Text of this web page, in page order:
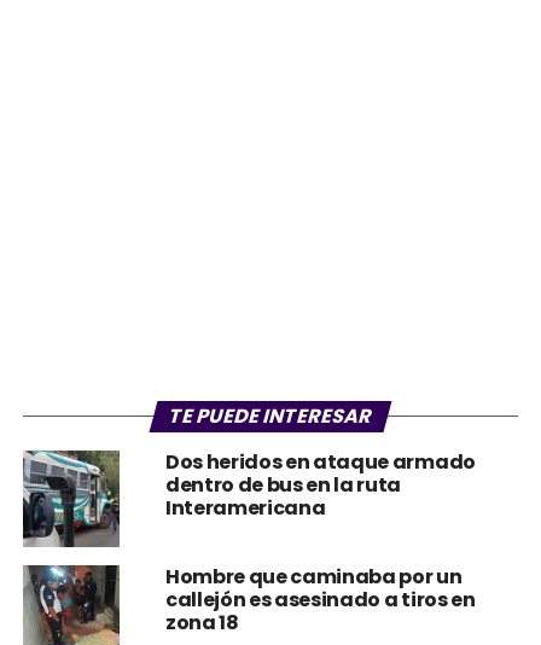
TE PUEDE INTERESAR
Dos heridos en ataque armado
dentro de bus en la ruta
Interamericana
Hombre que caminaba por un
callejón es asesinado a tiros en
zona 18